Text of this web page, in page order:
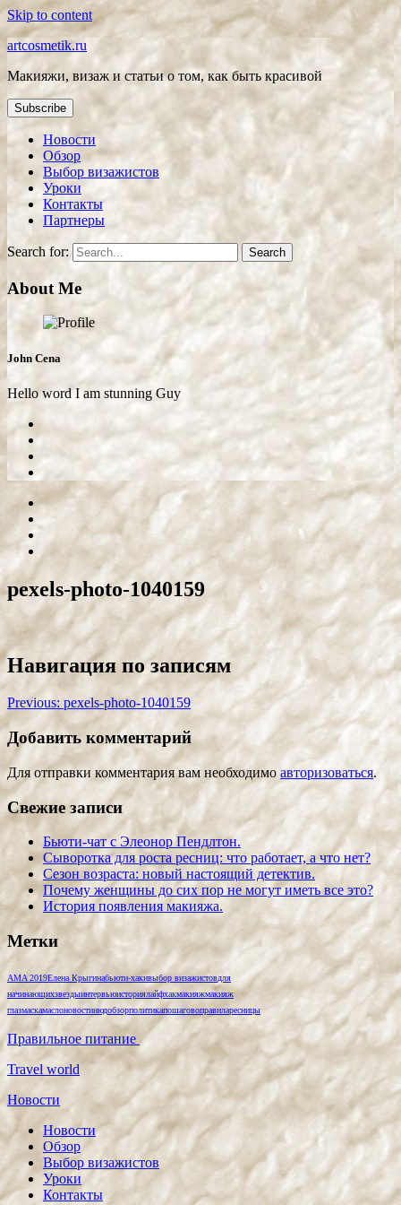
Skip to content
artcosmetik.ru
Макияжи, визаж и статьи о том, как быть красивой
Subscribe
Новости
Обзор
Выбор визажистов
Уроки
Контакты
Партнеры
Search for:
About Me
John Cena
Hello word I am stunning Guy
pexels-photo-1040159
Навигация по записям
Previous: pexels-photo-1040159
Добавить комментарий
Для отправки комментария вам необходимо авторизоваться.
Свежие записи
Бьюти-чат с Элеонор Пендлтон.
Сыворотка для роста ресниц: что работает, а что нет?
Сезон возраста: новый настоящий детектив.
Почему женщины до сих пор не могут иметь все это?
История появления макияжа.
Метки
AMA 2019Елена Крыгинабьюти-хакивыбор визажистовдля
начинающихзвездыинтервьюисториялайфхакмакияжмакияж
глазмаскамаслоновостинюдобзорполитикапошаговоправиларесницы
Правильное питание
Travel world
Новости
Новости
Обзор
Выбор визажистов
Уроки
Контакты